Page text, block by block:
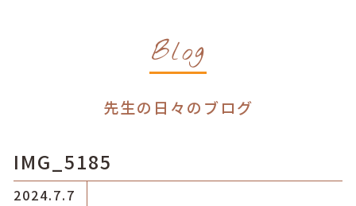
Blog
先生の日々のブログ
IMG_5185
2024.7.7